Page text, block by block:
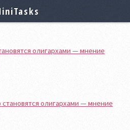
олигархами — мнение